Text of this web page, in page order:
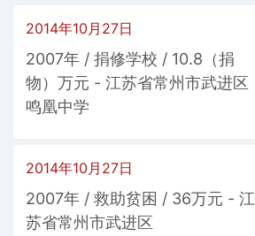
2014年10月27日
2007年 / 捐修学校 / 10.8（捐
物）万元 - 江苏省常州市武进区
鸣凰中学
2014年10月27日
2007年 / 救助贫困 / 36万元 - 江
苏省常州市武进区